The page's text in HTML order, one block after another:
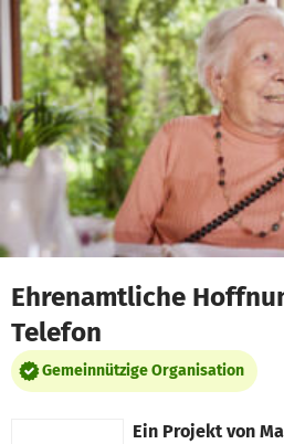
Zum Hauptinhalt springen
Erklärung zur Barrierefreiheit
Ehrenamtliche
Telefon
Gemeinnützige Organisation
Ein Projekt von